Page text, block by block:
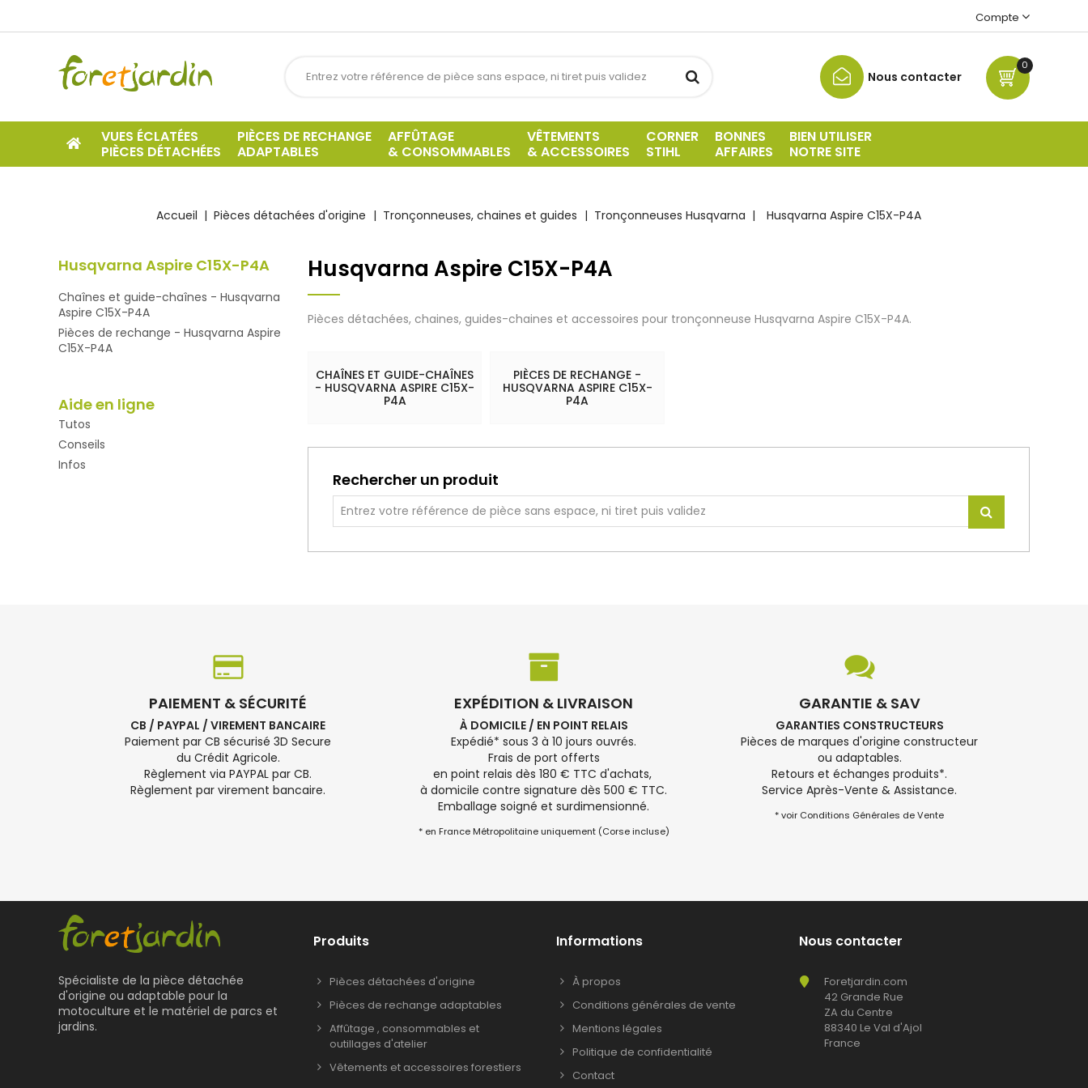
Compte
0
Nous contacter
VUES ÉCLATÉES
PIÈCES DÉTACHÉES
PIÈCES DE RECHANGE
ADAPTABLES
AFFÛTAGE
& CONSOMMABLES
VÊTEMENTS
& ACCESSOIRES
CORNER
STIHL
BONNES
AFFAIRES
BIEN UTILISER
NOTRE SITE
Accueil Pièces détachées d'origine Tronçonneuses, chaines et guides Tronçonneuses Husqvarna Husqvarna Aspire C15X-P4A
Husqvarna Aspire C15X-P4A
Chaînes et guide-chaînes - Husqvarna
Aspire C15X-P4A
Pièces de rechange - Husqvarna Aspire
C15X-P4A
Aide en ligne
Tutos
Conseils
Infos
Husqvarna Aspire C15X-P4A
Pièces détachées, chaines, guides-chaines et accessoires pour tronçonneuse Husqvarna Aspire C15X-P4A.
CHAÎNES ET GUIDE-CHAÎNES
- HUSQVARNA ASPIRE C15X-
P4A
PIÈCES DE RECHANGE -
HUSQVARNA ASPIRE C15X-
P4A
Rechercher un produit
PAIEMENT & SÉCURITÉ
CB / PAYPAL / VIREMENT BANCAIRE
Paiement par CB sécurisé 3D Secure
du Crédit Agricole.
Règlement via PAYPAL par CB.
Règlement par virement bancaire.
EXPÉDITION & LIVRAISON
À DOMICILE / EN POINT RELAIS
Expédié* sous 3 à 10 jours ouvrés.
Frais de port offerts
en point relais dès 180 € TTC d'achats,
à domicile contre signature dès 500 € TTC.
Emballage soigné et surdimensionné.
* en France Métropolitaine uniquement (Corse incluse)
GARANTIE & SAV
GARANTIES CONSTRUCTEURS
Pièces de marques d'origine constructeur
ou adaptables.
Retours et échanges produits*.
Service Après-Vente & Assistance.
* voir Conditions Générales de Vente
Spécialiste de la pièce détachée
d'origine ou adaptable pour la
motoculture et le matériel de parcs et
jardins.
Produits
Pièces détachées d'origine
Pièces de rechange adaptables
Affûtage , consommables et
outillages d'atelier
Vêtements et accessoires forestiers
Informations
À propos
Conditions générales de vente
Mentions légales
Politique de confidentialité
Contact
Nous contacter
Foretjardin.com
42 Grande Rue
ZA du Centre
88340 Le Val d'Ajol
France